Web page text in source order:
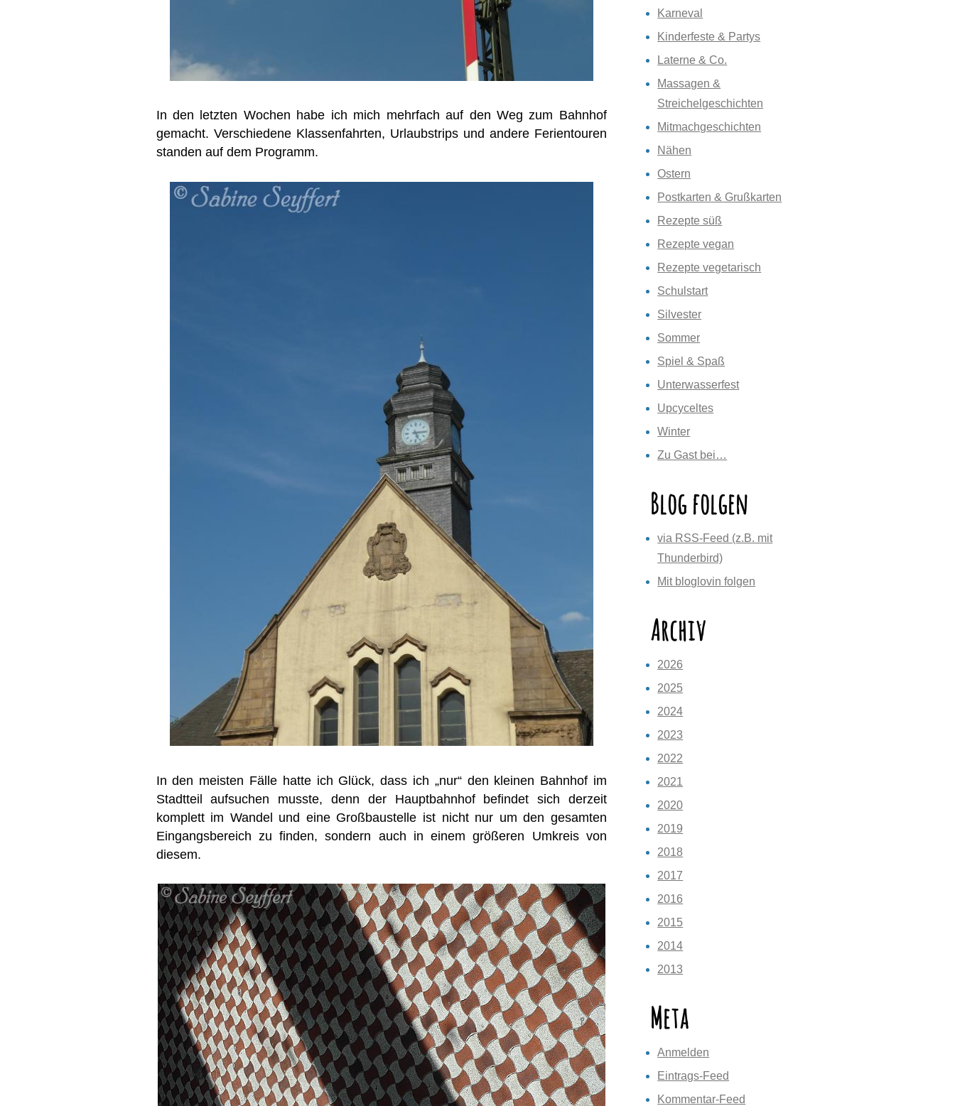
In den letzten Wochen habe ich mich mehrfach auf den Weg zum Bahnhof
gemacht. Verschiedene Klassenfahrten, Urlaubstrips und andere Ferientouren
standen auf dem Programm.
In den meisten Fälle hatte ich Glück, dass ich „nur“ den kleinen Bahnhof im
Stadtteil aufsuchen musste, denn der Hauptbahnhof befindet sich derzeit
komplett im Wandel und eine Großbaustelle ist nicht nur um den gesamten
Eingangsbereich zu finden, sondern auch in einem größeren Umkreis von
diesem.
Karneval
Kinderfeste & Partys
Laterne & Co.
Massagen &
Streichelgeschichten
Mitmachgeschichten
Nähen
Ostern
Postkarten & Grußkarten
Rezepte süß
Rezepte vegan
Rezepte vegetarisch
Schulstart
Silvester
Sommer
Spiel & Spaß
Unterwasserfest
Upcyceltes
Winter
Zu Gast bei…
Blog folgen
via RSS-Feed (z.B. mit
Thunderbird)
Mit bloglovin folgen
Archiv
2026
2025
2024
2023
2022
2021
2020
2019
2018
2017
2016
2015
2014
2013
Meta
Anmelden
Eintrags-Feed
Kommentar-Feed